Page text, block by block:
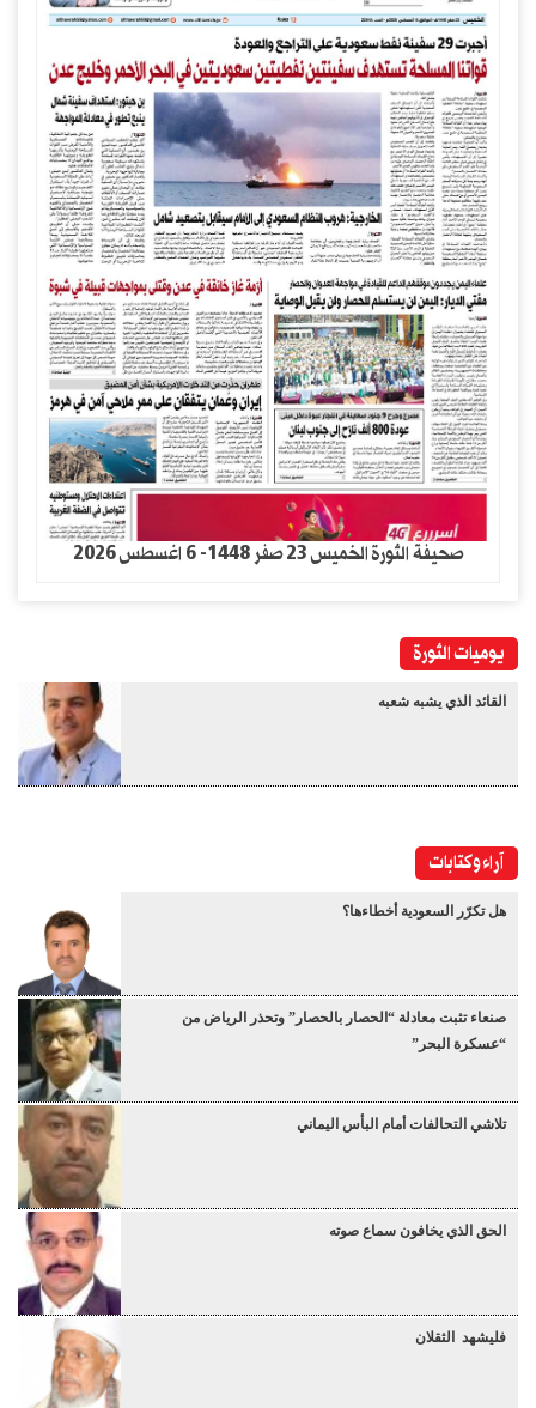
صحيفة الثورة الخميس 23 صفر 1448- 6 اغسطس 2026
يوميات الثورة
القائد الذي يشبه شعبه
آراء وكتابات
هل تكرّر السعودية أخطاءها؟
صنعاء تثبت معادلة “الحصار بالحصار” وتحذر الرياض من
“عسكرة البحر”
تلاشي التحالفات أمام البأس اليماني
الحق الذي يخافون سماع صوته
فليشهد الثقلان